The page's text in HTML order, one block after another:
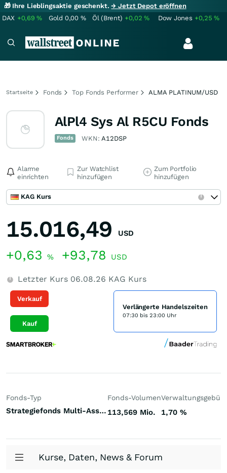
🎁 Ihre Lieblingsaktie geschenkt.→ Jetzt Depot eröffnen
DAX +0,69% Gold 0,00 % Öl (Brent) +0,02% Dow Jones +0,25%
Startseite Fonds Top Fonds Performer ALMA PLATINUM/USD
AlPl4 Sys Al R5CU Fonds
Fonds WKN:A12DSP
Alarme
einrichten
Zur Watchlist
hinzufügen
Zum Portfolio
hinzufügen
KAG Kurs
15.016,49 USD
+0,63 % +93,78 USD
Letzter Kurs 06.08.26 KAG Kurs
Verkauf
Kauf
Verlängerte Handelszeiten
07:30 bis 23:00 Uhr
Fonds-Typ
Strategiefonds Multi-Asset-Strategie systematisch dynamisch Welt
Fonds-Volumen
113,569 Mio. 1,70 %
Kurse, Daten, News & Forum